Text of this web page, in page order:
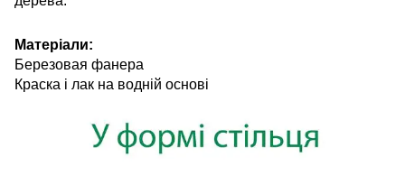
Матеріали:
Березовая фанера
Краска і лак на водній основі